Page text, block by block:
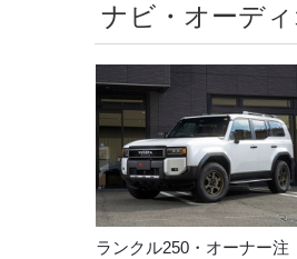
ナビ・オーデ
ランクル250・オーナー注